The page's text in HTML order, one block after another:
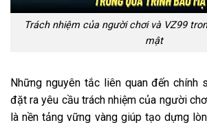
Trách nhiệm của người chơi và VZ99
mật
Những nguyên tắc liên quan đến chính
đặt ra yêu cầu trách nhiệm của người
là nền tảng vững vàng giúp tạo dựng